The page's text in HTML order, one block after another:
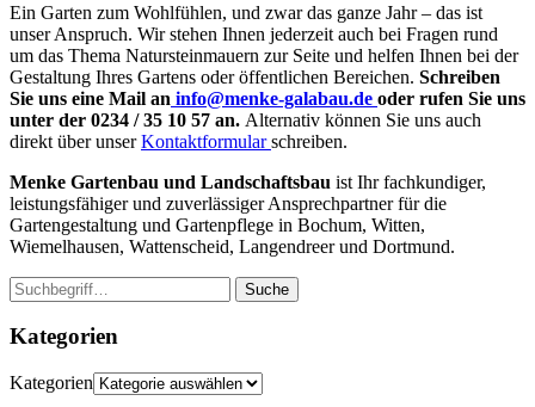
Ein Garten zum Wohlfühlen, und zwar das ganze Jahr – das ist
unser Anspruch. Wir stehen Ihnen jederzeit auch bei Fragen rund
um das Thema Natursteinmauern zur Seite und helfen Ihnen bei der
Gestaltung Ihres Gartens oder öffentlichen Bereichen. Schreiben
Sie uns eine Mail an info@menke-galabau.de oder rufen Sie uns
unter der 0234 / 35 10 57 an. Alternativ können Sie uns auch
direkt über unserKontaktformularschreiben.
Menke Gartenbau und Landschaftsbau ist Ihr fachkundiger,
leistungsfähiger und zuverlässiger Ansprechpartner für die
Gartengestaltung und Gartenpflege in Bochum, Witten,
Wiemelhausen, Wattenscheid, Langendreer und Dortmund.
Suche
Kategorien
Kategorien